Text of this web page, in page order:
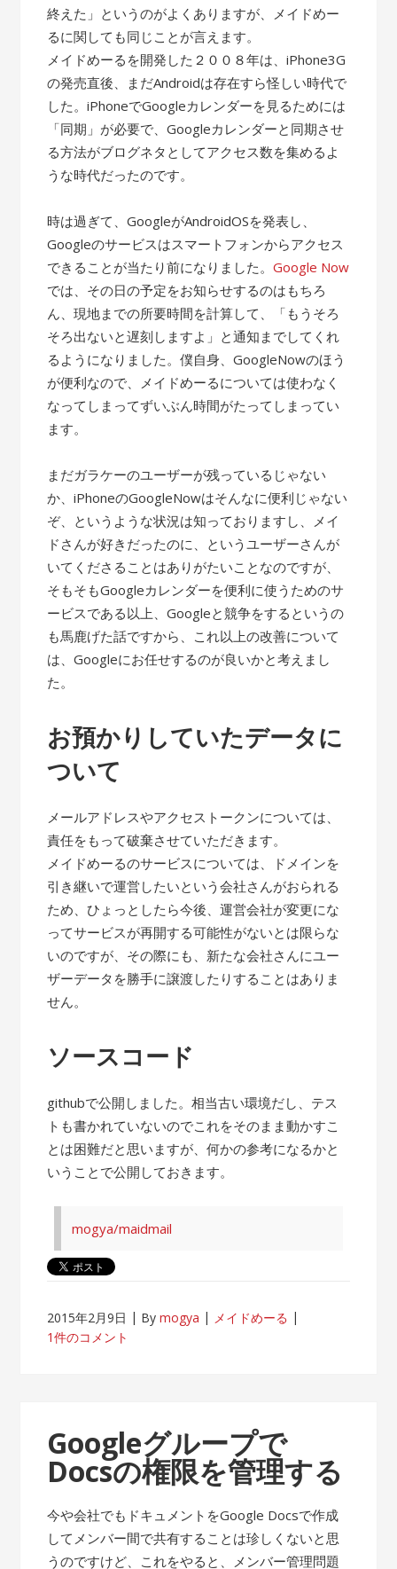
終えた」というのがよくありますが、メイドめー
るに関しても同じことが言えます。
メイドめーるを開発した２００８年は、iPhone3G
の発売直後、まだAndroidは存在すら怪しい時代で
した。iPhoneでGoogleカレンダーを見るためには
「同期」が必要で、Googleカレンダーと同期させ
る方法がブログネタとしてアクセス数を集めるよ
うな時代だったのです。
時は過ぎて、GoogleがAndroidOSを発表し、
Googleのサービスはスマートフォンからアクセス
できることが当たり前になりました。Google Now
では、その日の予定をお知らせするのはもちろ
ん、現地までの所要時間を計算して、「もうそろ
そろ出ないと遅刻しますよ」と通知までしてくれ
るようになりました。僕自身、GoogleNowのほう
が便利なので、メイドめーるについては使わなく
なってしまってずいぶん時間がたってしまってい
ます。
まだガラケーのユーザーが残っているじゃない
か、iPhoneのGoogleNowはそんなに便利じゃない
ぞ、というような状況は知っておりますし、メイ
ドさんが好きだったのに、というユーザーさんが
いてくださることはありがたいことなのですが、
そもそもGoogleカレンダーを便利に使うためのサ
ービスである以上、Googleと競争をするというの
も馬鹿げた話ですから、これ以上の改善について
は、Googleにお任せするのが良いかと考えまし
た。
お預かりしていたデータに
ついて
メールアドレスやアクセストークンについては、
責任をもって破棄させていただきます。
メイドめーるのサービスについては、ドメインを
引き継いで運営したいという会社さんがおられる
ため、ひょっとしたら今後、運営会社が変更にな
ってサービスが再開する可能性がないとは限らな
いのですが、その際にも、新たな会社さんにユー
ザーデータを勝手に譲渡したりすることはありま
せん。
ソースコード
githubで公開しました。相当古い環境だし、テス
トも書かれていないのでこれをそのまま動かすこ
とは困難だと思いますが、何かの参考になるかと
いうことで公開しておきます。
mogya/maidmail
2015年2月9日 Bymogya
メイドめーる
1件のコメント
Googleグループで
Docsの権限を管理する
今や会社でもドキュメントをGoogle Docsで作成
してメンバー間で共有することは珍しくないと思
うのですけど、これをやると、メンバー管理問題